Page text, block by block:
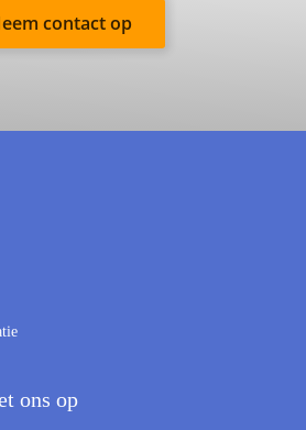
contact op
ons op